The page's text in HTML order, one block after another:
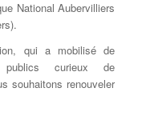
National Aubervilliers
qui a mobilisé de
curieux de
souhaitons renouveler